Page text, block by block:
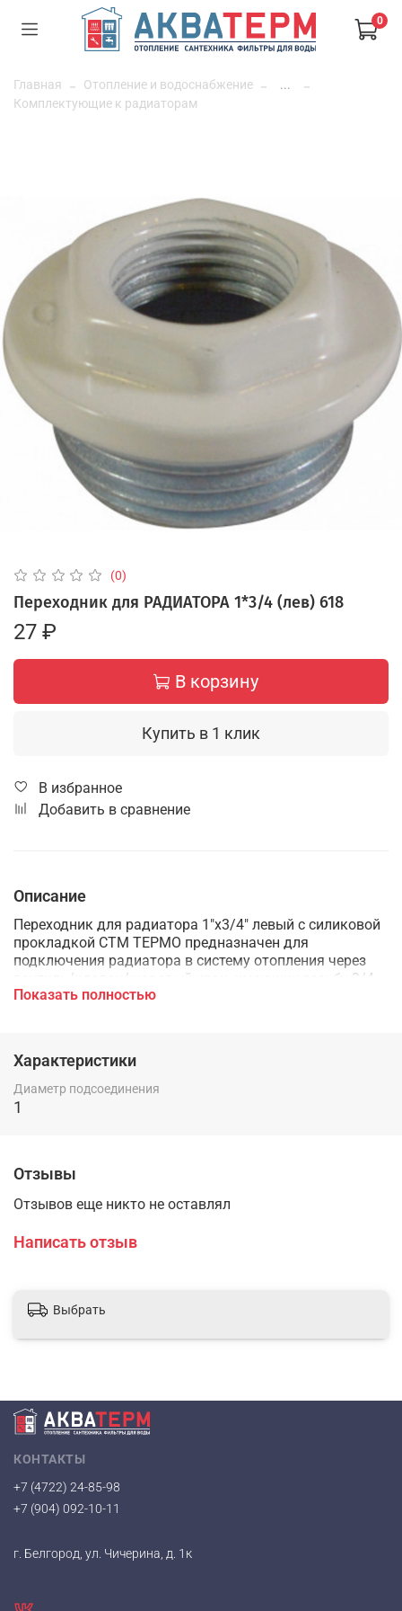
0
Главная Отопление и водоснабжение
...
Комплектующие к радиаторам
(0)
Переходник для РАДИАТОРА 1*3/4 (лев) 618
27 ₽
В корзину
Купить в 1 клик
В избранное
Добавить в сравнение
Описание
Переходник для радиатора 1"х3/4" левый с силиковой
прокладкой СТМ ТЕРМО предназначен для
подключения радиатора в систему отопления через
вентиль/клапан/шаровый кран, имеющих резьбу 3/4
дюйма. Переходинк для радиатора с левой резьбой.
Показать полностью
Характеристики
Диаметр подсоединения
1
Отзывы
Отзывов еще никто не оставлял
Написать отзыв
Выбрать
КОНТАКТЫ
+7 (4722) 24-85-98
+7 (904) 092-10-11
г. Белгород, ул. Чичерина, д. 1к